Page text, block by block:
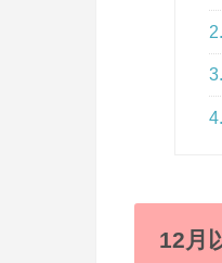
2.
3.
4.
12月